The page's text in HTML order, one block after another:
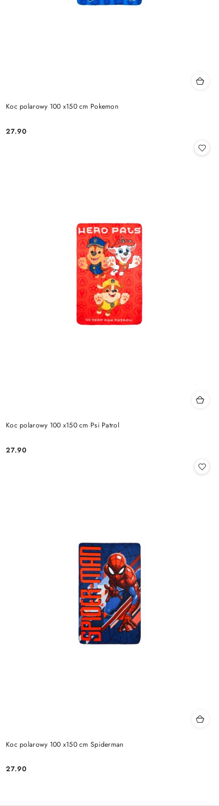
Koc polarowy 100 x150 cm Pokemon
Cena:
27.90
Koc polarowy 100 x150 cm Psi Patrol
Cena:
27.90
Koc polarowy 100 x150 cm Spiderman
Cena:
27.90